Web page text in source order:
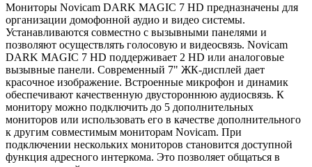
Мониторы Novicam DARK MAGIC 7 HD предназначены для
организации домофонной аудио и видео системы.
Устанавливаются совместно с вызывными панелями и
позволяют осуществлять голосовую и видеосвязь. Novicam
DARK MAGIC 7 HD поддерживает 2 HD или аналоговые
вызывные панели. Современный 7" ЖК-дисплей дает
красочное изображение. Встроенные микрофон и динамик
обеспечивают качественную двустороннюю аудиосвязь. К
монитору можно подключить до 5 дополнительных
мониторов или использовать его в качестве дополнительного
к другим совместимым мониторам Novicam. При
подключении нескольких мониторов становится доступной
функция адресного интеркома. Это позволяет общаться в